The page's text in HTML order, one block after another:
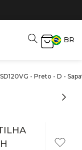
BR
SD120VG - Preto - D -